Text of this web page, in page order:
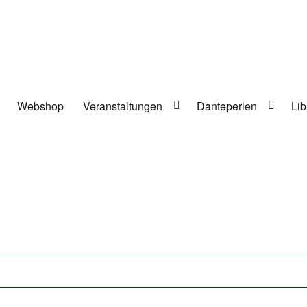
Webshop Veranstaltungen Danteperlen